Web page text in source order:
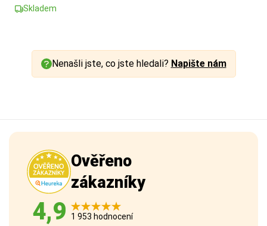
Skladem
Nenašli jste, co jste hledali? Napište nám
Ověřeno
zákazníky
4,9 1 953 hodnocení